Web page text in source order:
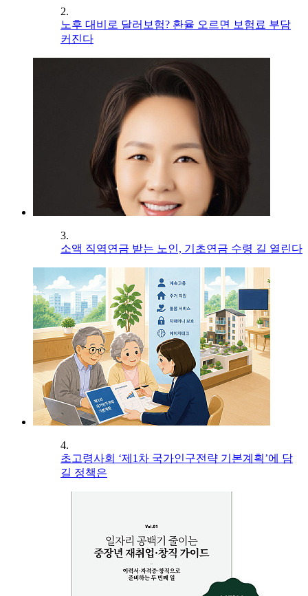
2.
노후 대비로 달러보험? 환율 오르면 보험료 부담
커진다
3.
소액 직역연금 받는 노인, 기초연금 수령 길 열린다
4.
초고령사회 ‘제1차 국가인구전략 기본계획’에 담
길 정책은